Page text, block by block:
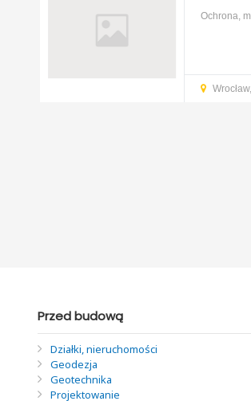
Ochrona,
Przed budową
Działki, nieruchomości
Geodezja
Geotechnika
Projektowanie